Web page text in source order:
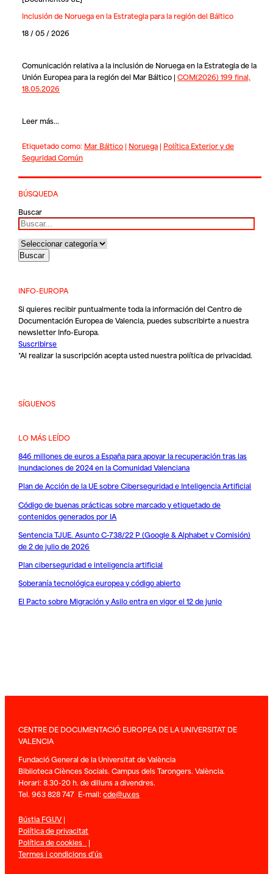
Inclusión de Noruega en la Estrategia para la región del Báltico
18 / 05 / 2026
Comunicación relativa a la inclusión de Noruega en la Estrategia de la
Unión Europea para la región del Mar Báltico | COM(2026) 199 final,
18.05.2026
Leer más...
Etiquetado como: Mar Báltico| Noruega| Política Exterior y de
Seguridad Común
BÚSQUEDA
Buscar
INFO-EUROPA
Si quieres recibir puntualmente toda la información del Centro de
Documentación Europea de Valencia, puedes subscribirte a nuestra
newsletter Info-Europa.
Suscribirse
*Al realizar la suscripción acepta usted nuestrapolítica de privacidad.
SÍGUENOS
LO MÁS LEÍDO
846 millones de euros a España para apoyar la recuperación tras las
inundaciones de 2024 en la Comunidad Valenciana
Plan de Acción de la UE sobre Ciberseguridad e Inteligencia Artificial
Código de buenas prácticas sobre marcado y etiquetado de
contenidos generados por IA
Sentencia TJUE. Asunto C-738/22 P (Google & Alphabet v Comisión)
de 2 de julio de 2026
Plan ciberseguridad e inteligencia artificial
Soberanía tecnológica europea y código abierto
El Pacto sobre Migración y Asilo entra en vigor el 12 de junio
CENTRE DE DOCUMENTACIÓ EUROPEA DE LA UNIVERSITAT DE
VALENCIA
Fundació General de la Universitat de València
Biblioteca Ciènces Socials. Campus dels Tarongers. València.
Horari: 8.30-20 h. de dilluns a divendres.
Tel. 963 828 747 E-mail:cde@uv.es
Bústia FGUV|
Política de privacitat
Política de cookies |
Termes i condicions d’ús